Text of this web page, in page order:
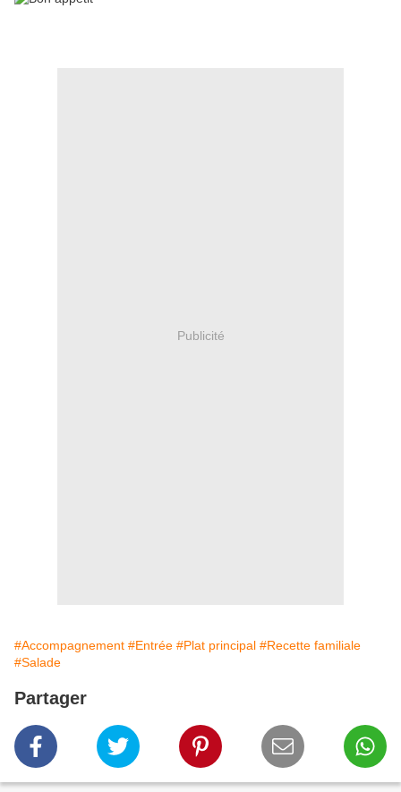
Publicité
#Accompagnement #Entrée #Plat principal #Recette familiale
#Salade
Partager